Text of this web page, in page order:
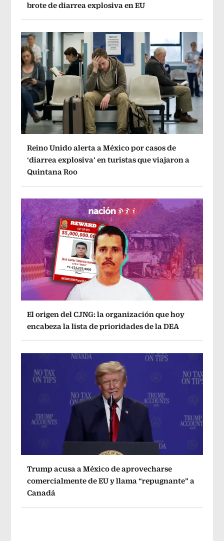
brote de diarrea explosiva en EU
Reino Unido alerta a México por casos de
‘diarrea explosiva’ en turistas que viajaron a
Quintana Roo
El origen del CJNG: la organización que hoy
encabeza la lista de prioridades de la DEA
Trump acusa a México de aprovecharse
comercialmente de EU y llama “repugnante” a
Canadá